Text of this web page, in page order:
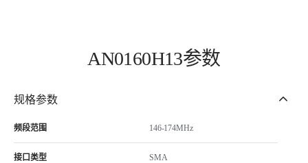
AN0160H13参数
规格参数
频段范围 146-174MHz
接口类型 SMA